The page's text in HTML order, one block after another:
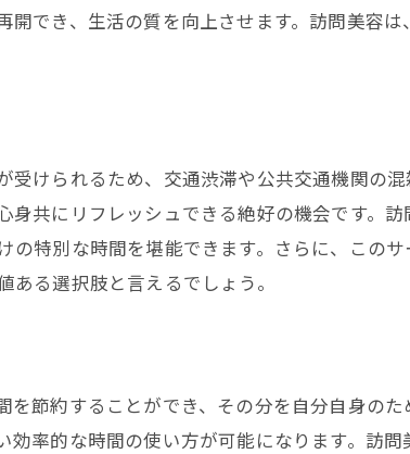
でき、生活の質を向上させます。訪問美容は
けられるため、交通渋滞や公共交通機関の
共にリフレッシュできる絶好の機会です。訪
特別な時間を堪能できます。さらに、この
る選択肢と言えるでしょう。
節約することができ、その分を自分自身のた
率的な時間の使い方が可能になります。訪問